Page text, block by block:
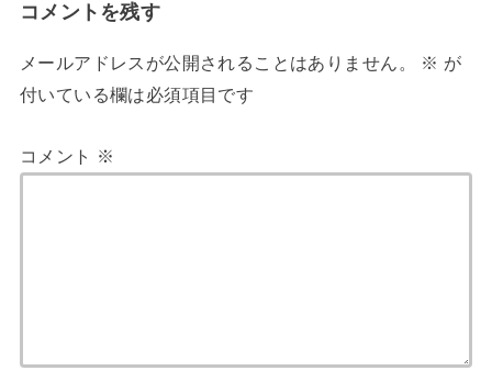
コメントを残す
メールアドレスが公開されることはありません。 ※ が
付いている欄は必須項目です
コメント ※